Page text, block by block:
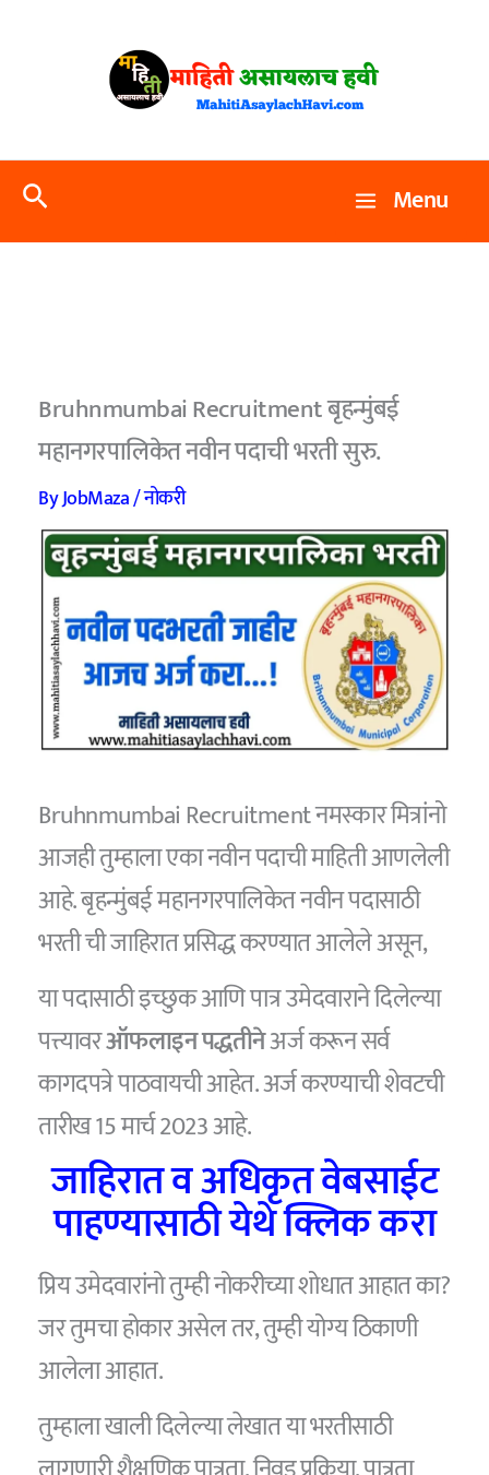
Search Menu
Bruhnmumbai Recruitment बृहन्मुंबई
महानगरपालिकेत नवीन पदाची भरती सुरु.
ByJobMaza/नोकरी
Bruhnmumbai Recruitment नमस्कार मित्रांनो
आजही तुम्हाला एका नवीन पदाची माहिती आणलेली
आहे. बृहन्मुंबई महानगरपालिकेत नवीन पदासाठी
भरती ची जाहिरात प्रसिद्ध करण्यात आलेले असून,
या पदासाठी इच्छुक आणि पात्र उमेदवाराने दिलेल्या
पत्त्यावरऑफलाइन पद्धतीनेअर्ज करून सर्व
कागदपत्रे पाठवायची आहेत. अर्ज करण्याची शेवटची
तारीख 15 मार्च 2023 आहे.
जाहिरात व अधिकृत वेबसाईट
पाहण्यासाठी येथे क्लिक करा
प्रिय उमेदवारांनो तुम्ही नोकरीच्या शोधात आहात का?
जर तुमचा होकार असेल तर, तुम्ही योग्य ठिकाणी
आलेला आहात.
तुम्हाला खाली दिलेल्या लेखात या भरतीसाठी